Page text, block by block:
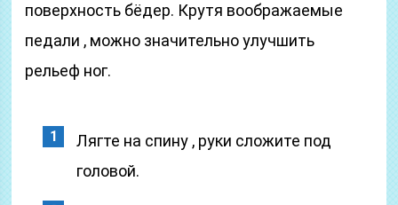
поверхность бёдер. Крутя воображаемые
педали , можно значительно улучшить
рельеф ног.
Лягте на спину , руки сложите под
головой.